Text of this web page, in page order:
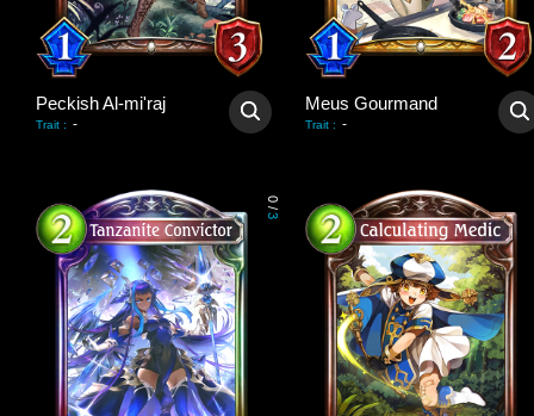
Peckish Al-mi'raj
Trait : -
Meus Gourmand
Trait : -
0
/
3